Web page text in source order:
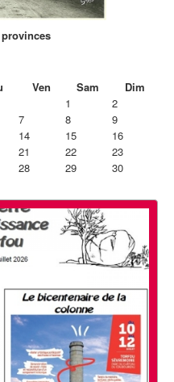
Ven Sam
Dim
1
2
7 8
9
14 15
16
21 22
23
28 29
30